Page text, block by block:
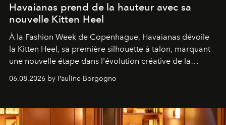
Havaianas prend de la hauteur avec sa
nouvelle Kitten Heel
À la Fashion Week de Copenhague, Havaianas dévoile
la Kitten Heel, sa première silhouette à talon, marquant
une nouvelle étape dans l'évolution créative de la
06.08.2026 by Pauline Borgogno